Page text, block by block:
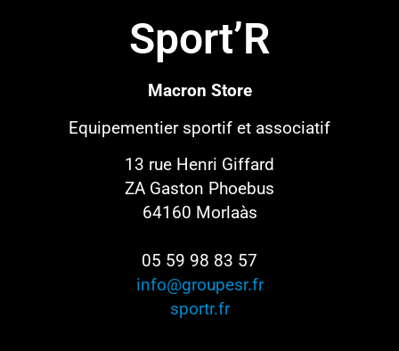
Sport’R
Macron Store
Equipementier sportif et associatif
13 rue Henri Giffard
ZA Gaston Phoebus
64160 Morlaàs
05 59 98 83 57
info@groupesr.fr
sportr.fr